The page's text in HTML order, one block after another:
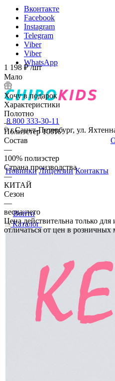
Вконтакте
Facebook
Instagram
Telegram
Viber
Viber
WhatsApp
8 800 333-30-11
г.Санкт-Петербург, ул.
Новинки Лицензии Контакты
Войти
Каталог
1 198 ₽ /шт
Мало
Хочу в подарок
Характеристики
Полотно
—
Полиэстер 100%
Состав
—
100% полиэстер
Страна производства
—
КИТАЙ
Сезон
—
весна-лето
Цена действительна только
отличаться от цен в розничных